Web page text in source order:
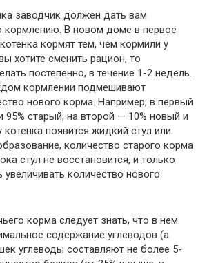
заводчик должен дать вам
кормлению. В новом доме в первое
кормят тем, чем кормили у
хотите сменить рацион, то
постепенно, в течение 1-2 недель.
кормлении подмешивают
нового корма. Например, в первый
старый, на второй — 10% новый и
котенка появится жидкий стул или
количество старого корма
стул не восстановится, и только
количество нового
корма следует знать, что в нем
содержание углеводов (а
углеводы составляют не более 5-